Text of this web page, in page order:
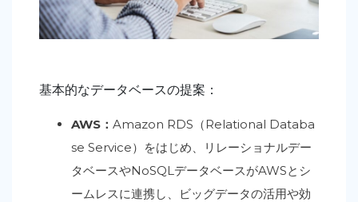
基本的なデータベースの提案：
AWS： Amazon RDS（Relational Databa
se Service）をはじめ、リレーショナルデー
タベースやNoSQLデータベースがAWSとシ
ームレスに連携し、ビッグデータの活用や効